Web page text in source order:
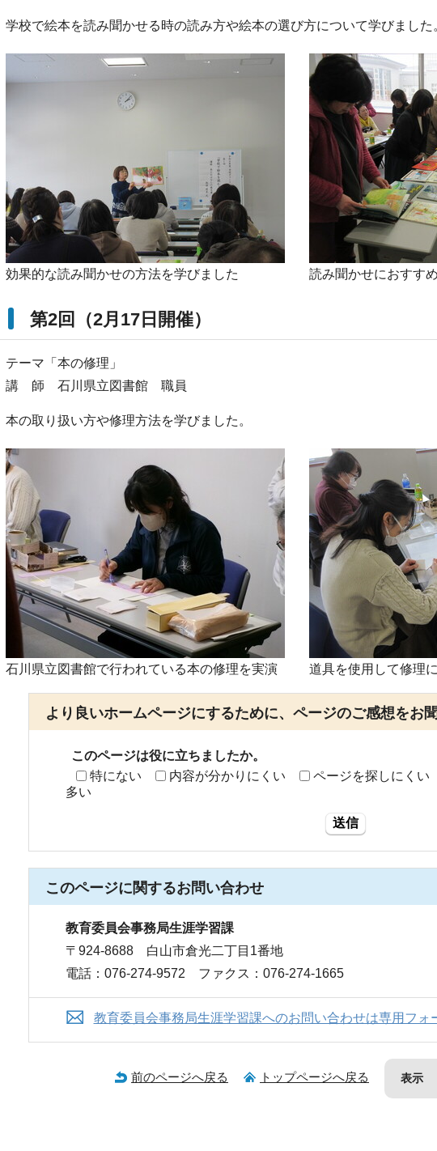
学校で絵本を読み聞かせる時の読み方や絵本の選び方について学びました
効果的な読み聞かせの方法を学びました 読み聞かせにおすす
第2回（2月17日開催）
テーマ「本の修理」
講 師 石川県立図書館 職員
本の取り扱い方や修理方法を学びました。
石川県立図書館で行われている本の修理を実演 道具を使用して修理
より良いホームページにするために、ページのご感想をお聞
このページは役に立ちましたか。
特にない
内容が分かりにくい ページを探しにくい
多い
送信
このページに関するお問い合わせ
教育委員会事務局生涯学習課
〒924-8688 白山市倉光二丁目1番地
電話：076-274-9572 ファクス：076-274-1665
教育委員会事務局生涯学習課へのお問い合わせは専用フォ
前のページへ戻る トップページへ戻る 表示